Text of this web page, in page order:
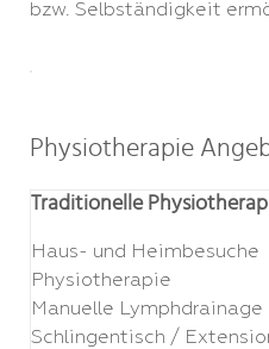
bzw. Selbständigkeit
Physiotherapie
Traditionelle
Haus- und Heimbesuche
Physiotherapie
Manuelle Lymphdrainage
Schlingentisch /